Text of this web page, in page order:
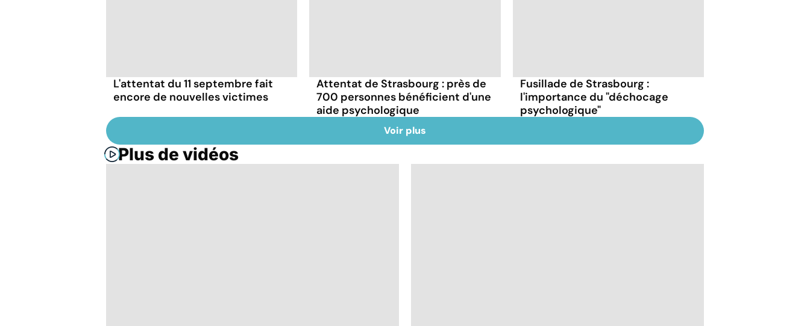
L'attentat du 11 septembre fait
encore de nouvelles victimes
Attentat de Strasbourg : près de
700 personnes bénéficient d'une
aide psychologique
Fusillade de Strasbourg :
l'importance du "déchocage
psychologique"
Voir plus
Plus de vidéos